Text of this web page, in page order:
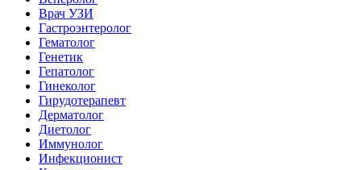
Врач УЗИ
Гастроэнтеролог
Гематолог
Генетик
Гепатолог
Гинеколог
Гирудотерапевт
Дерматолог
Диетолог
Иммунолог
Инфекционист